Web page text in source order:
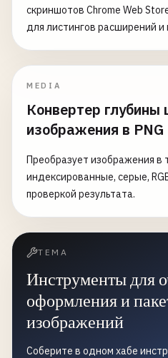
скриншотов Chrome Web
для листингов расширений
MEDIA
Конвертер глубины
изображения в PNG
Преобразует изображения в
индексированные, серые,
проверкой результата.
ТЕМА
Инструменты для
оформления и
изображений
Соберите в одном хабе